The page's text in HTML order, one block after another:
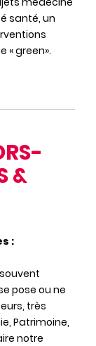
santé, un
« green».
&
:
pose ou ne
très
Patrimoine,
notre